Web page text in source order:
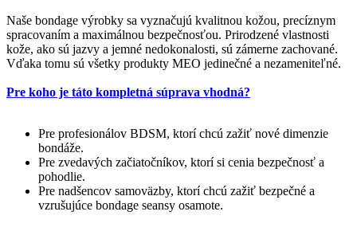
Naše bondage výrobky sa vyznačujú kvalitnou kožou, precíznym
spracovaním a maximálnou bezpečnosťou. Prirodzené vlastnosti
kože, ako sú jazvy a jemné nedokonalosti, sú zámerne zachované.
Vďaka tomu sú všetky produkty MEO jedinečné a nezameniteľné.
Pre koho je táto kompletná súprava vhodná?
Pre profesionálov BDSM, ktorí chcú zažiť nové dimenzie
bondáže.
Pre zvedavých začiatočníkov, ktorí si cenia bezpečnosť a
pohodlie.
Pre nadšencov samoväzby, ktorí chcú zažiť bezpečné a
vzrušujúce bondage seansy osamote.